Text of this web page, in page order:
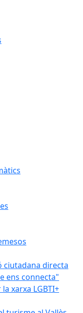
ciutadana directa
ens connecta"
xarxa LGBTI+